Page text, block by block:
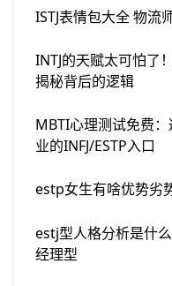
ISTJ表情包大全 物流
INTJ的天赋太可怕了
揭秘背后的逻辑
MBTI心理测试免费
业的INFJ/ESTP入口
estp女生有啥优势劣
estj型人格分析是什
经理型